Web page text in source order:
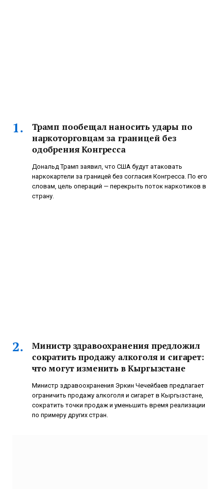
Трамп пообещал наносить удары по
наркоторговцам за границей без
одобрения Конгресса
Дональд Трамп заявил, что США будут атаковать
наркокартели за границей без согласия Конгресса. По его
словам, цель операций — перекрыть поток наркотиков в
страну.
Министр здравоохранения предложил
сократить продажу алкоголя и сигарет:
что могут изменить в Кыргызстане
Министр здравоохранения Эркин Чечейбаев предлагает
ограничить продажу алкоголя и сигарет в Кыргызстане,
сократить точки продаж и уменьшить время реализации
по примеру других стран.